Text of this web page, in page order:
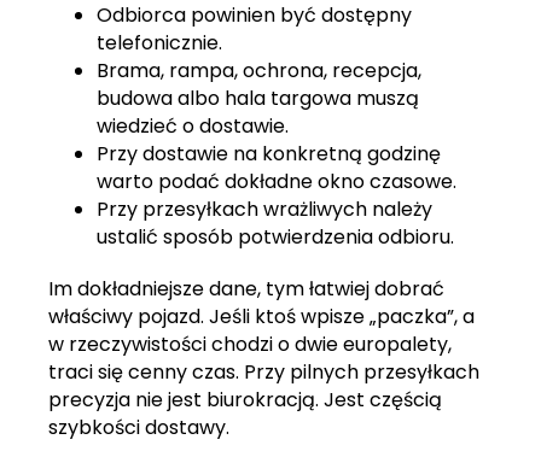
Odbiorca powinien być dostępny
telefonicznie.
Brama, rampa, ochrona, recepcja,
budowa albo hala targowa muszą
wiedzieć o dostawie.
Przy dostawie na konkretną godzinę
warto podać dokładne okno czasowe.
Przy przesyłkach wrażliwych należy
ustalić sposób potwierdzenia odbioru.
Im dokładniejsze dane, tym łatwiej dobrać
właściwy pojazd. Jeśli ktoś wpisze „paczka”, a
w rzeczywistości chodzi o dwie europalety,
traci się cenny czas. Przy pilnych przesyłkach
precyzja nie jest biurokracją. Jest częścią
szybkości dostawy.